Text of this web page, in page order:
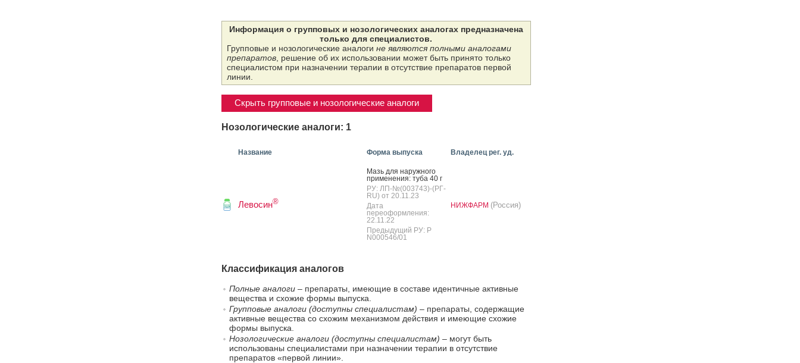
Информация о групповых и нозологических аналогах предназначена
только для специалистов.
Групповые и нозологические аналоги не являются полными аналогами
препаратов, решение об их использовании может быть принято только
специалистом при назначении терапии в отсутствие препаратов первой
линии.
Скрыть групповые и нозологические аналоги
Нозологические аналоги: 1
Название Форма выпуска Владелец рег. уд.
Левосин®
Мазь для на­руж­но­го
при­мене­ния: ту­ба 40 г
РУ: ЛП-№(003743)-(РГ-
RU) от 20.11.23
Дата
переоформления:
22.11.22
Предыдущий РУ: Р
N000546/01
НИЖФАРМ (Россия)
Классификация аналогов
Полные аналоги– препараты, имеющие в составе идентичные активные
вещества и схожие формы выпуска.
Групповые аналоги (доступны специалистам) – препараты, содержащие
активные вещества со схожим механизмом действия и имеющие схожие
формы выпуска.
Нозологические аналоги (доступны специалистам) – могут быть
использованы специалистами при назначении терапии в отсутствие
препаратов «первой линии».